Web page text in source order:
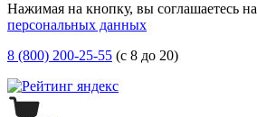
Нажимая на кнопку, вы соглашаетесь на
персональных данных
8 (800) 200-25-55 (с 8 до 20)